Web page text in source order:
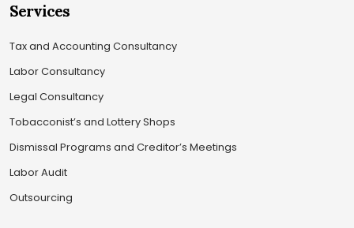
Services
Tax and Accounting Consultancy
Labor Consultancy
Legal Consultancy
Tobacconist’s and Lottery Shops
Dismissal Programs and Creditor’s Meetings
Labor Audit
Outsourcing